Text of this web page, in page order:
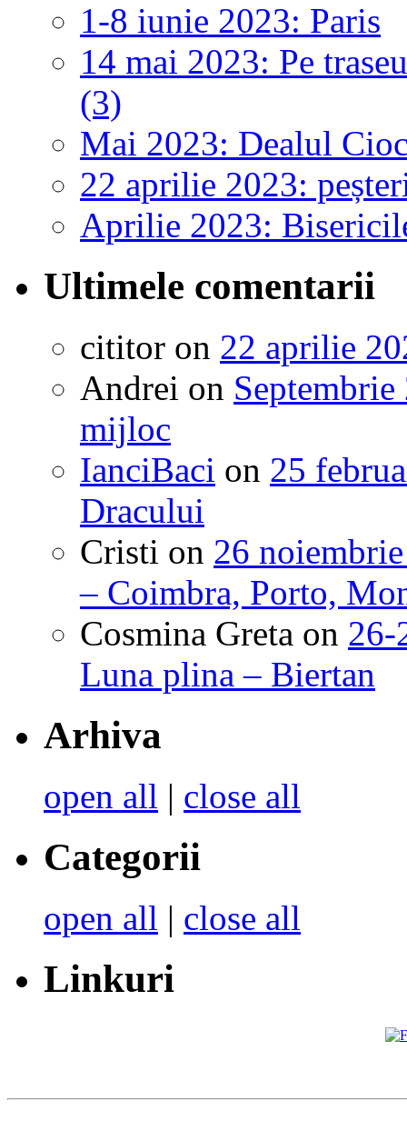
1-8 iunie 2023: Paris
14 mai 2023: Pe
(3)
Mai 2023: Dealul
22 aprilie 2023:
Aprilie 2023:
Ultimele comentarii
cititor on 22 aprilie
Andrei on
mijloc
IanciBaci on 25
Dracului
Cristi on 26
– Coimbra, Porto,
Cosmina Greta on 26-
Luna plina – Biertan
Arhiva
open all | close all
Categorii
open all | close all
Linkuri